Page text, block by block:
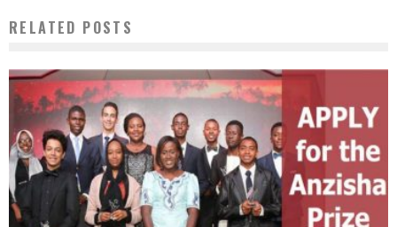
RELATED POSTS